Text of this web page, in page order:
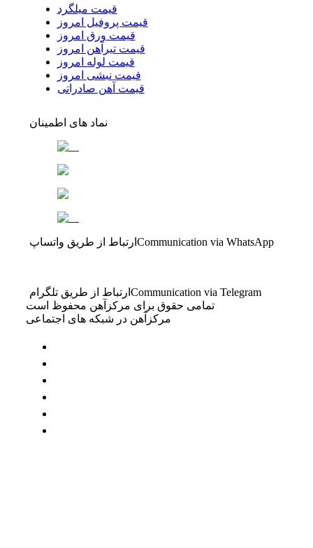
قیمت میلگرد
قیمت پروفیل امروز
قیمت ورق امروز
قیمت تیرآهن امروز
قیمت لوله امروز
قیمت نبشی امروز
قیمت آهن صادراتی
نماد های اطمینان
ارتباط از طریق واتساپ Communication via WhatsApp
ارتباط از طریق تلگرام Communication via Telegram
تمامی حقوق برای مرکزآهن محفوظ است
مرکزآهن در شبکه های اجتماعی